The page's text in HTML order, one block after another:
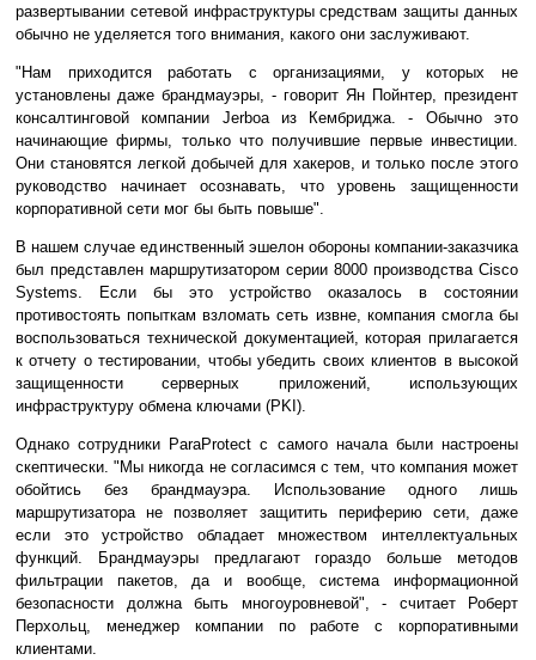
развертывании сетевой инфраструктуры средствам защиты данных
обычно не уделяется того внимания, какого они заслуживают.
"Нам приходится работать с организациями, у которых не
установлены даже брандмауэры, - говорит Ян Пойнтер, президент
консалтинговой компании Jerboa из Кембриджа. - Обычно это
начинающие фирмы, только что получившие первые инвестиции.
Они становятся легкой добычей для хакеров, и только после этого
руководство начинает осознавать, что уровень защищенности
корпоративной сети мог бы быть повыше".
В нашем случае единственный эшелон обороны компании-заказчика
был представлен маршрутизатором серии 8000 производства Cisco
Systems. Если бы это устройство оказалось в состоянии
противостоять попыткам взломать сеть извне, компания смогла бы
воспользоваться технической документацией, которая прилагается
к отчету о тестировании, чтобы убедить своих клиентов в высокой
защищенности серверных приложений, использующих
инфраструктуру обмена ключами (PKI).
Однако сотрудники ParaProtect с самого начала были настроены
скептически. "Мы никогда не согласимся с тем, что компания может
обойтись без брандмауэра. Использование одного лишь
маршрутизатора не позволяет защитить периферию сети, даже
если это устройство обладает множеством интеллектуальных
функций. Брандмауэры предлагают гораздо больше методов
фильтрации пакетов, да и вообще, система информационной
безопасности должна быть многоуровневой", - считает Роберт
Перхольц, менеджер компании по работе с корпоративными
клиентами.